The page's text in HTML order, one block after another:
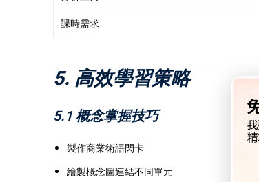
課時需求
5. 高效學習策略
5.1 概念掌握技巧
製作商業術語閃卡
繪製概念圖連結不同單元